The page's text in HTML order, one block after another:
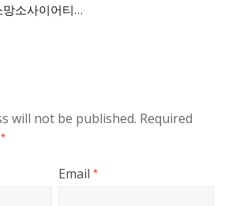
소사이어티…
will not be published. Required
*
Email*